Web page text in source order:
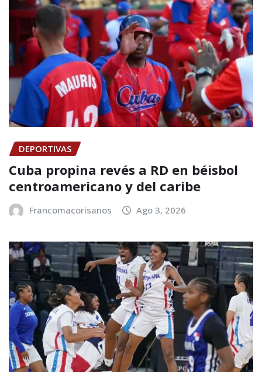
DEPORTIVAS
Cuba propina revés a RD en béisbol
centroamericano y del caribe
Francomacorisanos Ago 3, 2026